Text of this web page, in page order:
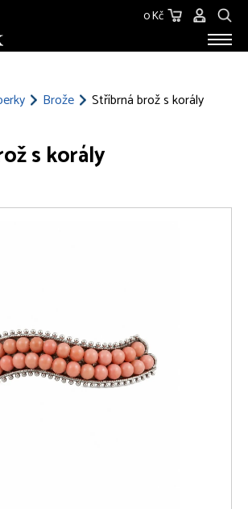
0 Kč
O NÁS
Brože Stříbrná brož s korály
s korály